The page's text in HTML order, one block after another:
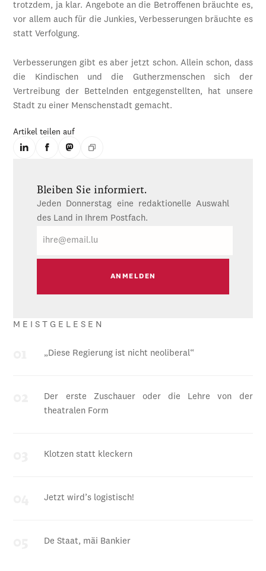
trotzdem, ja klar. Angebote an die Betroffenen bräuchte es,
vor allem auch für die Junkies, Verbesserungen bräuchte es
statt Verfolgung.
Verbesserungen gibt es aber jetzt schon. Allein schon, dass
die Kindischen und die Gutherzmenschen sich der
Vertreibung der Bettelnden entgegenstellten, hat unsere
Stadt zu einer Menschenstadt gemacht.
Artikel teilen auf
Bleiben Sie informiert.
Jeden Donnerstag eine redaktionelle Auswahl
des Land in Ihrem Postfach.
Mail
MEISTGELESEN
„Diese Regierung ist nicht neoliberal“
Der erste Zuschauer oder die Lehre von der
theatralen Form
Klotzen statt kleckern
Jetzt wird’s logistisch!
De Staat, mäi Bankier